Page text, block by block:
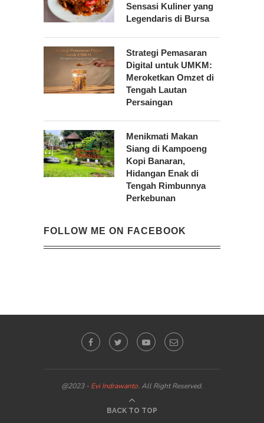
Sensasi Kuliner yang
Legendaris di Bursa
Strategi Pemasaran
Digital untuk UMKM:
Meroketkan Omzet di
Tengah Lautan
Persaingan
Menikmati Makan
Siang di Kampoeng
Kopi Banaran,
Hidangan Enak di
Tengah Rimbunnya
Perkebunan
FOLLOW ME ON FACEBOOK
@2023 - Evi Indrawanto. All Right Reserved.
BACK TO TOP